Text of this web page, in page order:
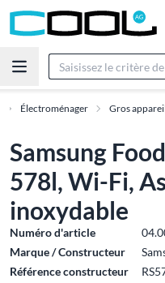
Électroménager Gros
Samsung
578l, Wi-Fi,
inoxydable
Numéro d'article
Marque / Constructeur
Référence constructeur